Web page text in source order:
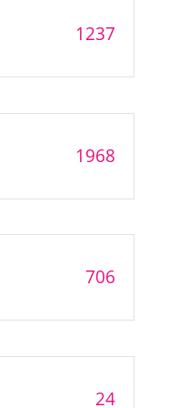
1237
1968
706
24